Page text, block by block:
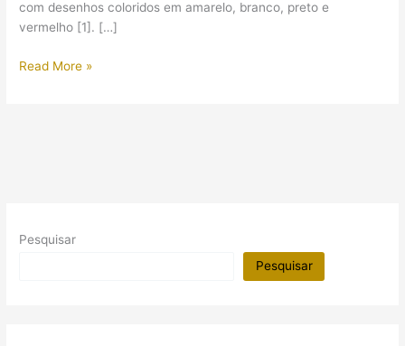
com desenhos coloridos em amarelo, branco, preto e
vermelho [1]. […]
Foi
Read More »
Pesquisar
Pesquisar